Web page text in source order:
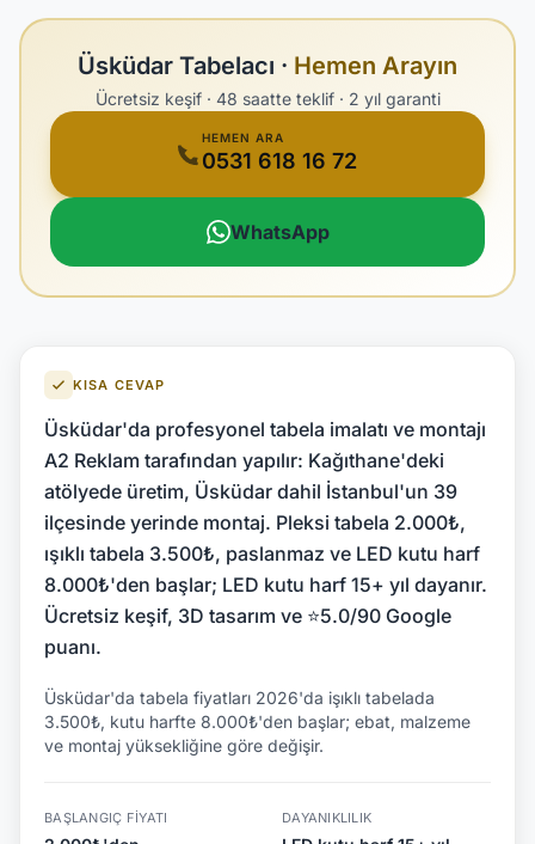
Üsküdar Tabelacı · Hemen Arayın
Ücretsiz keşif · 48 saatte teklif · 2 yıl garanti
HEMEN ARA
0531 618 16 72
WhatsApp
KISA CEVAP
Üsküdar'da profesyonel tabela imalatı ve montajı
A2 Reklam tarafından yapılır: Kağıthane'deki
atölyede üretim, Üsküdar dahil İstanbul'un 39
ilçesinde yerinde montaj. Pleksi tabela 2.000₺,
ışıklı tabela 3.500₺, paslanmaz ve LED kutu harf
8.000₺'den başlar; LED kutu harf 15+ yıl dayanır.
Ücretsiz keşif, 3D tasarım ve ⭐5.0/90 Google
puanı.
Üsküdar'da tabela fiyatları 2026'da işıklı tabelada
3.500₺, kutu harfte 8.000₺'den başlar; ebat, malzeme
ve montaj yüksekliğine göre değişir.
BAŞLANGIÇ FIYATI DAYANIKLILIK